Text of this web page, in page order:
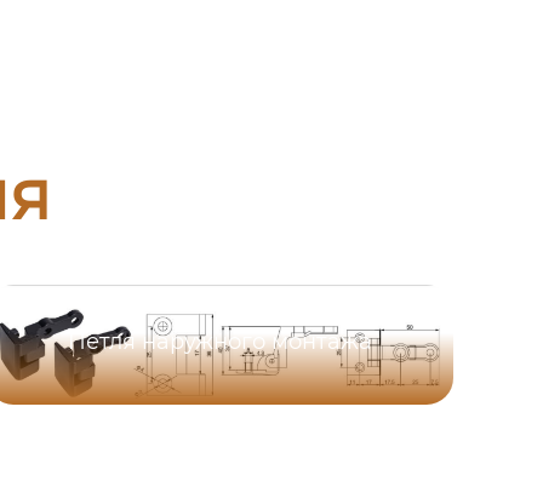
Петля наружного монтажа